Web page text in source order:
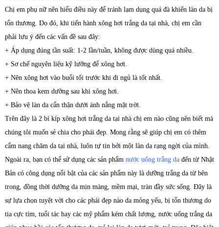
Chị em phụ nữ nên hiểu điều này để tránh lạm dụng quá đà khiến làn da bị
tổn thương. Do đó, khi tiến hành xông hơi trắng da tại nhà, chị em cần
phải lưu ý đến các vấn đề sau đây:
+ Áp dụng đúng tần suất: 1-2 lần/tuần, không được dùng quá nhiều.
+ Sơ chế nguyên liệu kỹ lưỡng để xông hơi.
+ Nên xông hơi vào buổi tối trước khi đi ngủ là tốt nhất.
+ Nên thoa kem dưỡng sau khi xông hơi.
+ Bảo vệ làn da cẩn thận dưới ánh nắng mặt trời.
Trên đây là 2 bí kíp xông hơi trắng da tại nhà chị em nào cũng nên biết mà
chúng tôi muốn sẻ chia cho phái đẹp. Mong rằng sẽ giúp chị em có thêm
cẩm nang chăm da tại nhà, luôn tự tin bởi một làn da rạng ngời của mình.
Ngoài ra, bạn có thể sử dụng các sản phẩm nước uống trắng da đến từ Nhật
Bản có công dụng nổi bật của các sản phẩm này là dưỡng trắng da từ bên
trong, đồng thời dưỡng da mịn màng, mềm mại, tràn đầy sức sống. Đây là
sự lựa chọn tuyệt vời cho các phái đẹp nào da mỏng yếu, bị tổn thương do
tia cực tím, tuổi tác hay các mỹ phẩm kém chất lượng, nước uống trắng da